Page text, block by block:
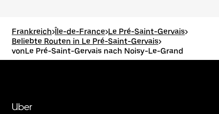
Frankreich>Île-de-France>Le Pré-Saint-Gervais>
Beliebte Routen in Le Pré-Saint-Gervais>
vonLe Pré-Saint-Gervais nach Noisy-Le-Grand
Uber